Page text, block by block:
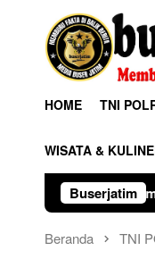
HOME TNI
WISATA &
Buserjatim
Kunci
Beranda TNI